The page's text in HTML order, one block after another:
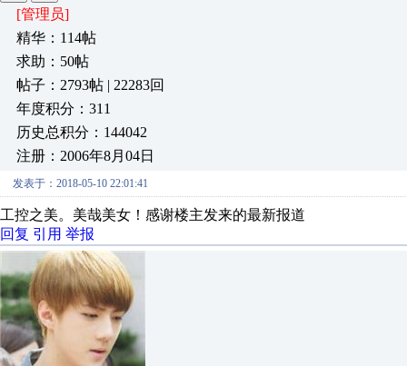
[管理员]
精华：114帖
求助：50帖
帖子：2793帖 | 22283回
年度积分：311
历史总积分：144042
注册：2006年8月04日
发表于：2018-05-10 22:01:41
工控之美。美哉美女！感谢楼主发来的最新报道
回复 引用 举报